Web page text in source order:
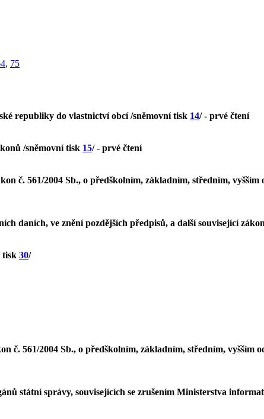
, 75
republiky do vlastnictví obcí /sněmovní tisk 14/ - prvé čtení
/sněmovní tisk 15/ - prvé čtení
č. 561/2004 Sb., o předškolním, základním, středním,
daních, ve znění pozdějších předpisů, a další související
tisk 30/
č. 561/2004 Sb., o předškolním, základním, středním, vyšším
státní správy, souvisejících se zrušením Ministerstva